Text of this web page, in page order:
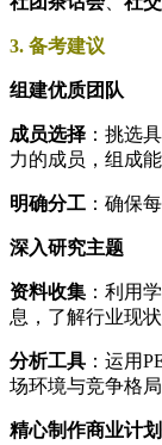
3. 备考建议
组建优质团队
成员选择 ：挑选
力的成员，组成
明确分工 ：确保
深入研究主题
资料收集 ：利用
息，了解行业现状
分析工具 ：运用
场环境与竞争格局
精心制作商业计